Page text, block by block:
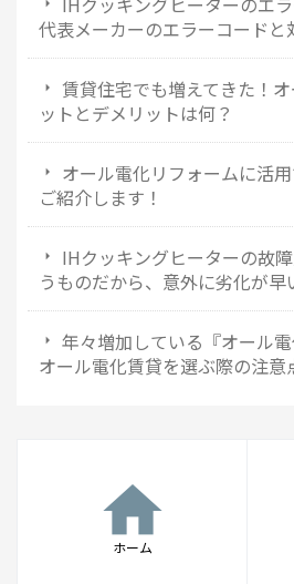
代表メーカーのエラーコードと
賃貸住宅でも増えてきた！
ットとデメリットは何？
オール電化リフォームに活
ご紹介します！
IHクッキングヒーターの故
うものだから、意外に劣化が早
年々増加している『オール
オール電化賃貸を選ぶ際の注意
home
ホーム